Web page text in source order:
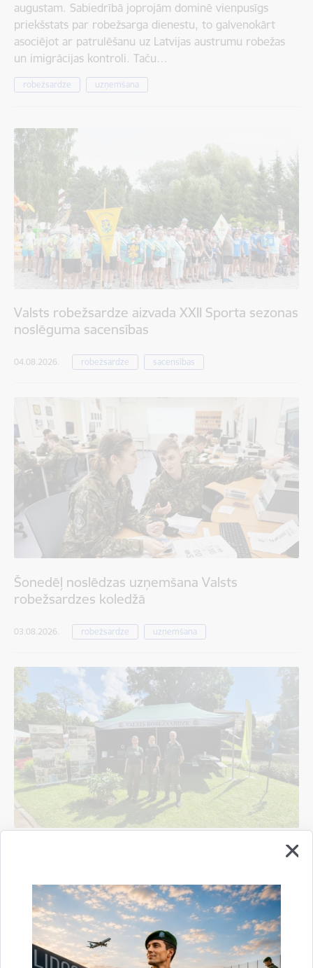
augustam. Sabiedrībā joprojām dominē vienpusīgs
priekšstats par robežsarga dienestu, to galvenokārt
asociējot ar patrulēšanu uz Latvijas austrumu robežas
un imigrācijas kontroli. Taču…
robežsardze uzņemšana
Valsts robežsardze aizvada XXII Sporta sezonas
noslēguma sacensības
04.08.2026. robežsardze sacensības
Šonedēļ noslēdzas uzņemšana Valsts
robežsardzes koledžā
03.08.2026. robežsardze uzņemšana
pārvaldi piedalījās vērienīgākajā Sarunu
festivālā "LAMPA"
14.07.2026. pasākums robežsardze